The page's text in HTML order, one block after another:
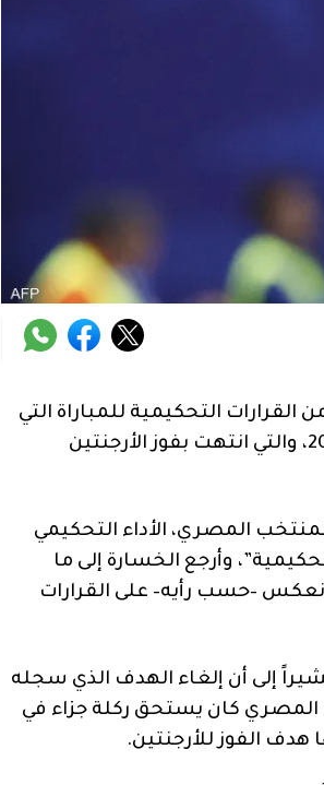
التحكيمية للمباراة التي
جمعتهم بنظيرهم الأرجنتيني، برسم دور الـ16 من نهائيات كأس العالم 2026، والتي انتهت بفوز الأرجنتين
المصري، الأداء التحكيمي
وأرجع الخسارة إلى ما
–حسب رأيه– على القرارات
إلى أن إلغاء الهدف الذي سجله
المصري كان يستحق ركلة جزاء في
هدف الفوز للأرجنتين.